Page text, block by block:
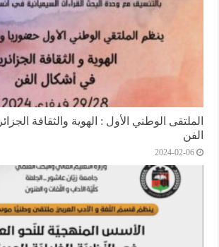
الملتقى الوطني اﻷول : الهوية والثقافة
الفن
2024-02-06